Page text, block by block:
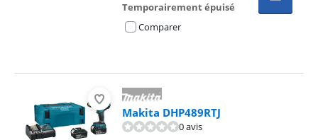
Temporairement épuisé
Comparer
Makita DHP489RTJ
0 avis